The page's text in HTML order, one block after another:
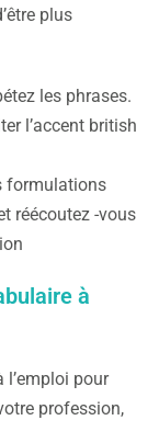
plus
les phrases.
l’accent british
formulations
réécoutez -vous
à
l’emploi pour
profession,